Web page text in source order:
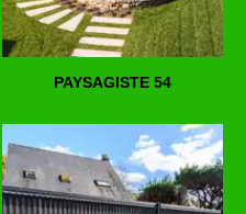
PAYSAGISTE 54